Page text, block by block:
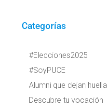
Categorías
#Elecciones2025
#SoyPUCE
Alumni que dejan huella
Descubre tu vocación